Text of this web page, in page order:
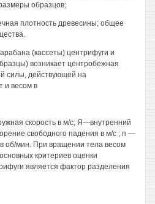
образцов;
плотность древесины; общее
(кассеты) центрифуги и
возникает центробежная
силы, действующей на
и весом в
скорость в м/с; Я—внутренний
свободного падения в м/с ; п —
об/мин. При вращении тела весом
критериев оценки
является фактор разделения